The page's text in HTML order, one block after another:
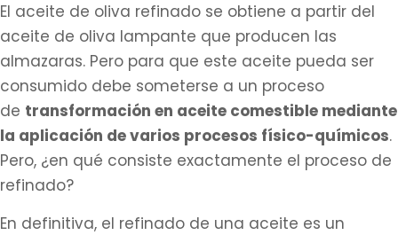
El aceite de oliva refinado se obtiene a partir del
aceite de oliva lampante que producen las
almazaras. Pero para que este aceite pueda ser
consumido debe someterse a un proceso
de transformación en aceite comestible mediante
la aplicación de varios procesos físico-químicos.
Pero, ¿en qué consiste exactamente el proceso de
refinado?
En definitiva, el refinado de una aceite es un